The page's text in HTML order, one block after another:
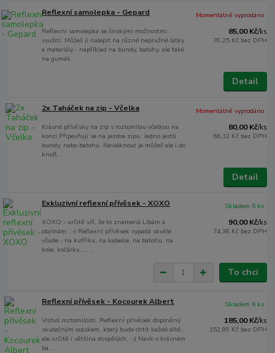
Reflexní samolepka - Gepard
Reflexní samolepka se širokými možnostmi
využití. Můžeš ji nalepit na různé nepružné látky
a materiály - například na bundy, batohy, ale také
na gumák...
85,00 Kč/ks
70,25 Kč bez DPH
Momentálně vyprodáno
Detail
2x Taháček na zip - Včelka
Krásné přívěsky na zip s roztomilou včelkou na
konci.Připevňují se na jezdce zipu. Jedno jestli
bundy, nebo batohu. Navléknout je můžeš ale i do
knofl...
80,00 Kč/ks
66,12 Kč bez DPH
Momentálně vyprodáno
Detail
Exkluzivní reflexní přívěsek - XOXO
XOXO - určitě víš, že to znamená Líbám a
objímám :-) Reflexní přívěsek vypadá skvěle
všude - na kufříku, na kabelce, na batohu, na
kole, kočárku..., ...
90,00 Kč/ks
74,38 Kč bez DPH
Skladem 5 ks
To chci
Reflexní přívěsek - Kocourek Albert
Vrchol roztomilosti. Reflexní přívěsek doplněný
skutečným ocáskem, který bude chtít každé dítě,
ale určitě i většina dospělých. :-) Navíc v krásném
ba...
185,00 Kč/ks
152,89 Kč bez DPH
Skladem 6 ks